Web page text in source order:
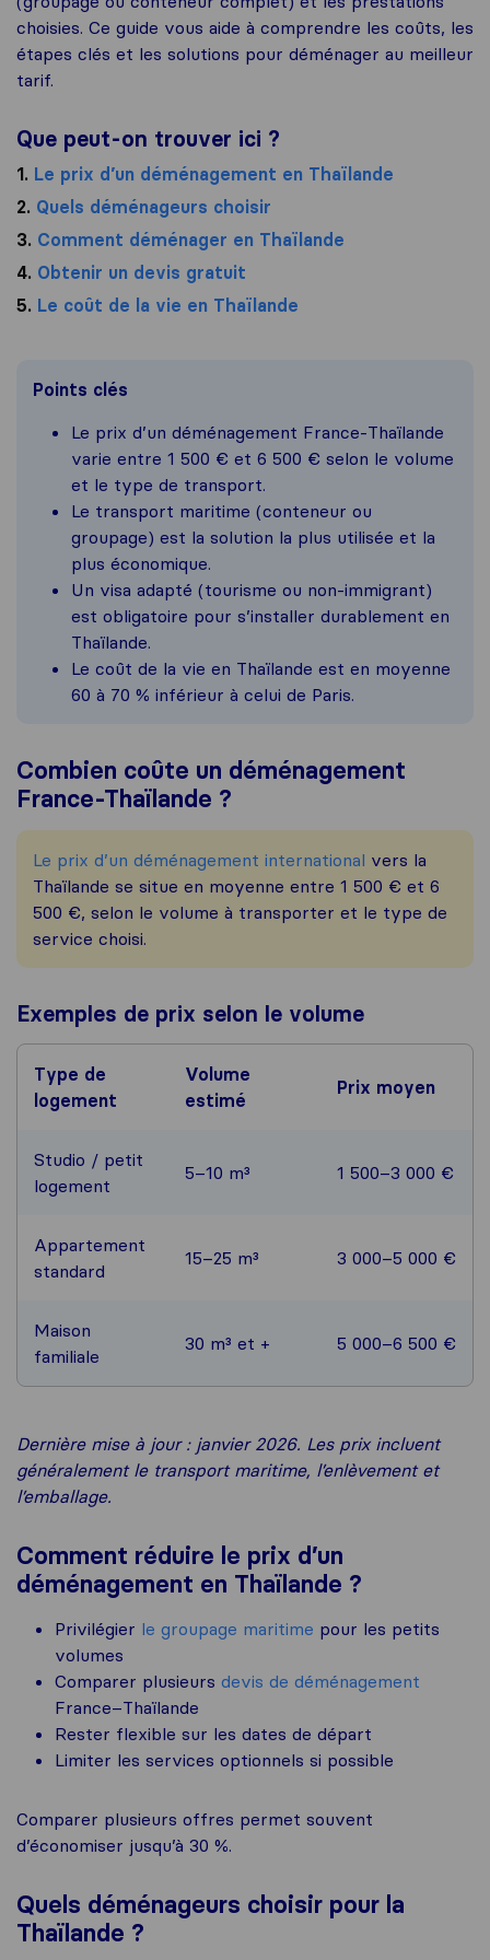
choisies. Ce guide vous aide à comprendre les coûts, les
étapes clés et les solutions pour déménager au meilleur
tarif.
Que peut-on trouver ici ?
1. Le prix d’un déménagement en Thaïlande
2. Quels déménageurs choisir
3. Comment déménager en Thaïlande
4. Obtenir un devis gratuit
5. Le coût de la vie en Thaïlande
Points clés
Le prix d’un déménagement France-Thaïlande
varie entre 1 500 € et 6 500 € selon le volume
et le type de transport.
Le transport maritime (conteneur ou
groupage) est la solution la plus utilisée et la
plus économique.
Un visa adapté (tourisme ou non-immigrant)
est obligatoire pour s’installer durablement en
Thaïlande.
Le coût de la vie en Thaïlande est en moyenne
60 à 70 % inférieur à celui de Paris.
Combien coûte un déménagement
France-Thaïlande ?
Le prix d’un déménagement international vers la
Thaïlande se situe en moyenne entre 1 500 € et 6
500 €, selon le volume à transporter et le type de
service choisi.
Exemples de prix selon le volume
Type de
logement
Volume
estimé
Prix moyen
Studio / petit
logement
5–10 m³ 1 500–3 000 €
Appartement
standard
15–25 m³ 3 000–5 000 €
Maison
familiale
30 m³ et + 5 000–6 500 €
Dernière mise à jour : janvier 2026. Les prix incluent
généralement le transport maritime, l’enlèvement et
l’emballage.
Comment réduire le prix d’un
déménagement en Thaïlande ?
Privilégier le groupage maritime pour les petits
volumes
Comparer plusieurs devis de déménagement
France–Thaïlande
Rester flexible sur les dates de départ
Limiter les services optionnels si possible
Comparer plusieurs offres permet souvent
d’économiser jusqu’à 30 %.
Quels déménageurs choisir pour la
Thaïlande ?